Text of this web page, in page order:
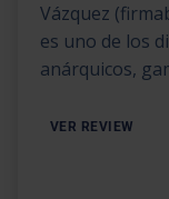
Vázquez
es uno de los
anárquicos,
VER REVIEW